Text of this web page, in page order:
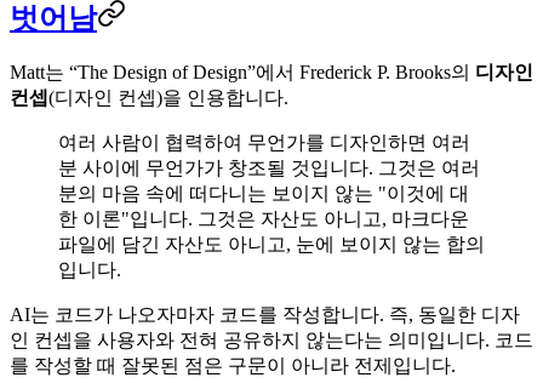
벗어남
Matt는 “The Design of Design”에서 Frederick P. Brooks의 디자인
컨셉(디자인 컨셉)을 인용합니다.
여러 사람이 협력하여 무언가를 디자인하면 여러
분 사이에 무언가가 창조될 것입니다. 그것은 여러
분의 마음 속에 떠다니는 보이지 않는 "이것에 대
한 이론"입니다. 그것은 자산도 아니고, 마크다운
파일에 담긴 자산도 아니고, 눈에 보이지 않는 합의
입니다.
AI는 코드가 나오자마자 코드를 작성합니다. 즉, 동일한 디자
인 컨셉을 사용자와 전혀 공유하지 않는다는 의미입니다. 코드
를 작성할 때 잘못된 점은 구문이 아니라 전제입니다.